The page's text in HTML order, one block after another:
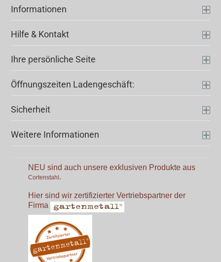
Informationen
Hilfe & Kontakt
Ihre persönliche Seite
Öffnungszeiten Ladengeschäft:
Sicherheit
Weitere Informationen
NEU sind auch unsere exklusiven Produkte aus
Cortenstahl.
Hier sind wir zertifizierter Vertriebspartner der
Firma